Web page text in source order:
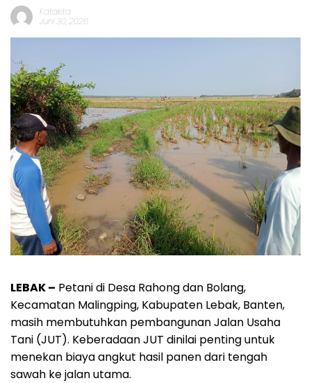
Katakita
Juni 30, 2026
LEBAK – Petani di Desa Rahong dan Bolang,
Kecamatan Malingping, Kabupaten Lebak, Banten,
masih membutuhkan pembangunan Jalan Usaha
Tani (JUT). Keberadaan JUT dinilai penting untuk
menekan biaya angkut hasil panen dari tengah
sawah ke jalan utama.